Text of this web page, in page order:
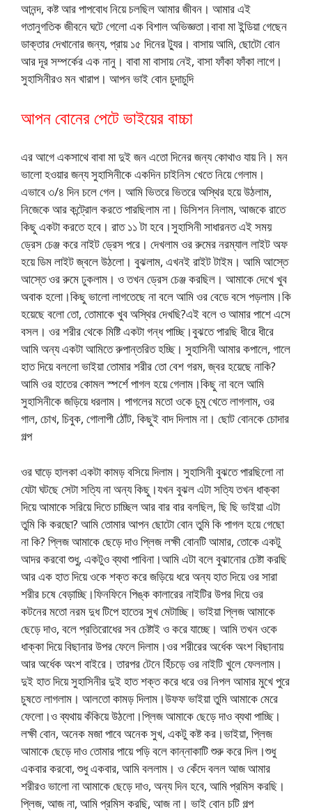
আনন্দ, কষ্ট আর পাপবোধ নিয়ে চলছিল আমার জীবন। আমার এই
গতানুগতিক জীবনে ঘটে গেলো এক বিশাল অভিজ্ঞতা।বাবা মা ইন্ডিয়া গেছেন
ডাক্তার দেখানোর জন্য, প্রায় ১৫ দিনের ট্যুর। বাসায় আমি, ছোটো বোন
আর দূর সম্পর্কের এক নানু। বাবা মা বাসায় নেই, বাসা ফাঁকা ফাঁকা লাগে।
সুহাসিনীরও মন খারাপ। আপন ভাই বোন চুদাচুদি
আপন বোনের পেটে ভাইয়ের বাচ্চা
এর আগে একসাথে বাবা মা দুই জন এতো দিনের জন্য কোথাও যায় নি। মন
ভালো হওয়ার জন্য সুহাসিনীকে একদিন চাইনিস খেতে নিয়ে গেলাম।
এভাবে ৩/৪ দিন চলে গেল। আমি ভিতরে ভিতরে অস্থির হয়ে উঠলাম,
নিজেকে আর কন্ট্রোল করতে পারছিলাম না। ডিসিশন নিলাম, আজকে রাতে
কিছু একটা করতে হবে। রাত ১১ টা হবে।সুহাসিনী সাধারনত এই সময়
ড্রেস চেঞ্জ করে নাইট ড্রেস পরে। দেখলাম ওর রুমের নরম্যাল লাইট অফ
হয়ে ডিম লাইট জ্বলে উঠলো। বুঝলাম, এখনই রাইট টাইম। আমি আস্তে
আস্তে ওর রুমে ঢুকলাম। ও তখন ড্রেস চেঞ্জ করছিল। আমাকে দেখে খুব
অবাক হলো।কিছু ভালো লাগতেছে না বলে আমি ওর বেডে বসে পড়লাম।কি
হয়েছে বলো তো, তোমাকে খুব অস্থির দেখছি?এই বলে ও আমার পাশে এসে
বসল। ওর শরীর থেকে মিষ্টি একটা গন্ধ পাচ্ছি।বুঝতে পারছি ধীরে ধীরে
আমি অন্য একটা আমিতে রুপান্তরিত হচ্ছি। সুহাসিনী আমার কপালে, গালে
হাত দিয়ে বললো ভাইয়া তোমার শরীর তো বেশ গরম, জ্বর হয়েছে নাকি?
আমি ওর হাতের কোমল স্পর্শে পাগল হয়ে গেলাম।কিছু না বলে আমি
সুহাসিনীকে জড়িয়ে ধরলাম। পাগলের মতো ওকে চুমু খেতে লাগলাম, ওর
গাল, চোখ, চিবুক, গোলাপী ঠোঁট, কিছুই বাদ দিলাম না। ছোট বোনকে চোদার
গল্প
ওর ঘাড়ে হালকা একটা কামড় বসিয়ে দিলাম। সুহাসিনী বুঝতে পারছিলো না
যেটা ঘটছে সেটা সত্যি না অন্য কিছু।যখন বুঝল এটা সত্যি তখন ধাক্কা
দিয়ে আমাকে সরিয়ে দিতে চাচ্ছিল আর বার বার বলছিল, ছি ছি ভাইয়া এটা
তুমি কি করছো? আমি তোমার আপন ছোটো বোন তুমি কি পাগল হয়ে গেছো
না কি? প্লিজ আমাকে ছেড়ে দাও প্লিজ লক্ষী বোনটি আমার, তোকে একটু
আদর করবো শুধু, একটুও ব্যথা পাবিনা।আমি এটা বলে বুঝানোর চেষ্টা করছি
আর এক হাত দিয়ে ওকে শক্ত করে জড়িয়ে ধরে অন্য হাত দিয়ে ওর সারা
শরীর চষে বেড়াচ্ছি।ফিনফিনে পিঙ্ক কালারের নাইটির উপর দিয়ে ওর
কটনের মতো নরম দুধ টিপে হাতের সুখ মেটাচ্ছি। ভাইয়া প্লিজ আমাকে
ছেড়ে দাও, বলে প্রতিরোধের সব চেষ্টাই ও করে যাচ্ছে। আমি তখন ওকে
ধাক্কা দিয়ে বিছানার উপর ফেলে দিলাম।ওর শরীরের অর্ধেক অংশ বিছানায়
আর অর্ধেক অংশ বাইরে। তারপর টেনে হিঁচড়ে ওর নাইটি খুলে ফেললাম।
দুই হাত দিয়ে সুহাসিনীর দুই হাত শক্ত করে ধরে ওর নিপল আমার মুখে পুরে
চুষতে লাগলাম। আলতো কামড় দিলাম।উফফ ভাইয়া তুমি আমাকে মেরে
ফেলো।ও ব্যথায় কঁকিয়ে উঠলো।প্লিজ আমাকে ছেড়ে দাও ব্যথা পাচ্ছি।
লক্ষী বোন, অনেক মজা পাবে অনেক সুখ, একটু কষ্ট কর।ভাইয়া, প্লিজ
আমাকে ছেড়ে দাও তোমার পায়ে পড়ি বলে কান্নাকাটি শুরু করে দিল।শুধু
একবার করবো, শুধু একবার, আমি বললাম। ও কেঁদে বলল আজ আমার
শরীরও ভালো না আমাকে ছেড়ে দাও, অন্য দিন হবে, আমি প্রমিস করছি।
প্লিজ, আজ না, আমি প্রমিস করছি, আজ না। ভাই বোন চটি গল্প